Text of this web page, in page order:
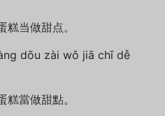
当做甜点。
dōu zài wǒ jiā chī dễ
當做甜點。